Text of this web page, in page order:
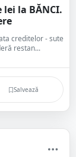
lei la BĂNCI.
creditelor - sute
restan...
Salvează